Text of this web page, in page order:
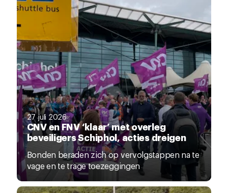
27 juli 2026
CNV en FNV ‘klaar’ met overleg
beveiligers Schiphol, acties dreigen
Bonden beraden zich op vervolgstappen na te
vage en te trage toezeggingen